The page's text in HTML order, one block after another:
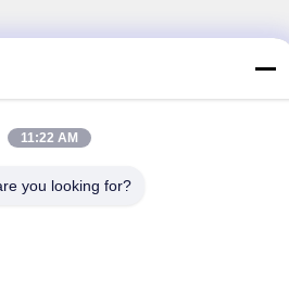
11, διεθνές βιομηχανικό λιμάνι Juneng,
ζώνη οικονομικής ανάπτυξης,
επαρχία Sichuan, Κίνα
11:22 AM
you looking for?